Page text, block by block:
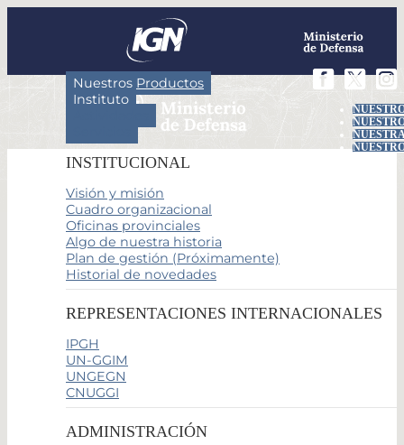
Nuestros Productos
Instituto
INSTITUCIONAL
Visión y misión
Cuadro organizacional
Oficinas provinciales
Algo de nuestra historia
Plan de gestión (Próximamente)
Historial de novedades
REPRESENTACIONES INTERNACIONALES
IPGH
UN-GGIM
UNGEGN
CNUGGI
ADMINISTRACIÓN